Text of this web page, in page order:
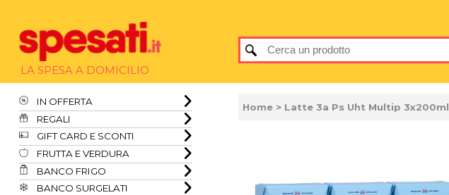
LA SPESA A DOMICILIO
IN OFFERTA
REGALI
GIFT CARD E SCONTI
FRUTTA E VERDURA
BANCO FRIGO
BANCO SURGELATI
Home > Latte 3a Ps Uht Multip 3x200ml